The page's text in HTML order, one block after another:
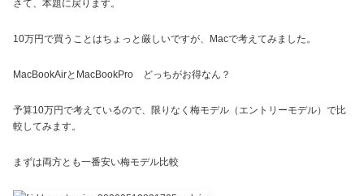
さて、本題に戻ります。
10万円で買うことはちょっと厳しいですが、Macで考えてみました。
MacBookAirとMacBookPro どっちがお得なん？
予算10万円で考えているので、限りなく梅モデル（エントリーモデル）で比
較してみます。
まずは両方とも一番安い梅モデル比較